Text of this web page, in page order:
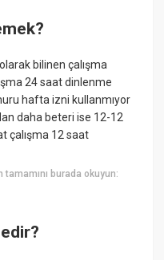
bilinen çalışma
24 saat dinlenme
hafta izni kullanmıyor
daha beteri ise 12-12
çalışma 12 saat
tamamını burada okuyun: